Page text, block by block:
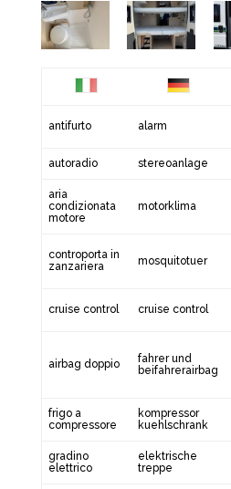
antifurto alarm
autoradio stereoanlage
aria
condizionata
motore
motorklima
controporta in
zanzariera
mosquitotuer
cruise control cruise control
airbag doppio
fahrer und
beifahrerairbag
frigo a
compressore
kompressor
kuehlschrank
gradino
elettrico
elektrische
treppe